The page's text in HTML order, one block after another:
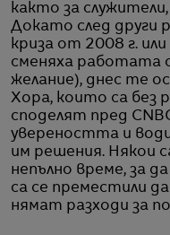
както за
Докато след други
криза от 2008 г.
сменяха работата
желание), днес те
Хора, които са без
споделят пред
увереността и
им решения. Някои
непълно време, за
са се преместили
нямат разходи за